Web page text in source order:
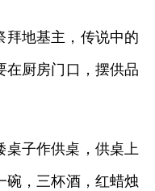
拜地基主，传说中的
在厨房门口，摆供品
桌子作供桌，供桌上
碗，三杯酒，红蜡烛